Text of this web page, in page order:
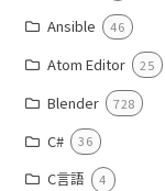
Ansible 46
Atom Editor 25
Blender 728
C# 36
C言語 4